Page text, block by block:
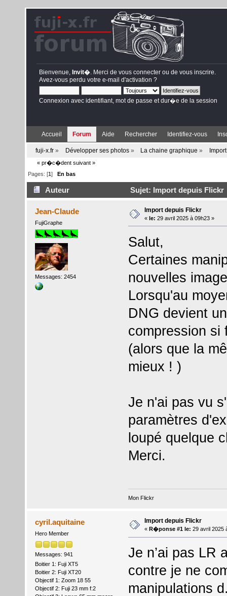
Bienvenue, Invit� . Merci de vous connecter ou de vous inscrire
Avez-vous perdu votre e-mail d'activation ?
Connexion avec identifiant, mot de passe et dur�e de la session
Accueil Forum Aide Rechercher Identifiez-vous
fuji-x.fr » Développer ses photos» La chaine graphique »
« pr�c�dent suivant »
Pages: [1] En bas
Auteur Sujet: Import depuis Flickr
Jean-Claude
FujiGraphe
Messages: 2454
Import depuis Flickr
« le: 29 avril 2025 à 09h23 »
Salut,
Certaines
nouvelles
Lorsqu'au
DNG devient
compression si
(alors que la
mieux ! )
Je n'ai pas vu
paramètres
loupé quelque
Merci.
Mon Flickr
cyril.aquitaine
Hero Member
Messages: 941
Boitier 1: Fuji XT5
Boitier 2: Fuji XT20
Objectif 1: Zoom 18 55
Objectif 2: Fuji 23 mm f:2
Import depuis Flickr
« R�ponse #1 le: 29 avril 2025
Je n’ai pas LR
contre je ne
manipulations